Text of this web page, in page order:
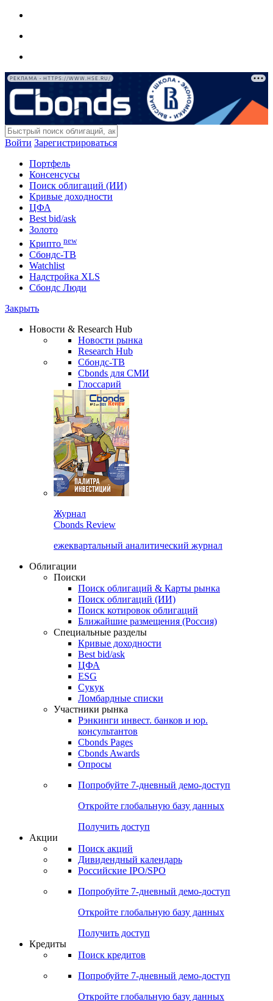
РЕКЛАМА • HTTPS://WWW.HSE.RU/
Войти Зарегистрироваться
Портфель
Консенсусы
Поиск облигаций (ИИ)
Кривые доходности
ЦФА
Best bid/ask
Золото
Крипто new
Сбондс-ТВ
Watchlist
Надстройка XLS
Сбондс Люди
Закрыть
Новости & Research Hub
Новости рынка
Research Hub
Сбондс-ТВ
Cbonds для СМИ
Глоссарий
Журнал
Cbonds Review
ежеквартальный аналитический журнал
Облигации
Поиски
Поиск облигаций & Карты рынка
Поиск облигаций (ИИ)
Поиск котировок облигаций
Ближайшие размещения (Россия)
Специальные разделы
Кривые доходности
Best bid/ask
ЦФА
ESG
Сукук
Ломбардные списки
Участники рынка
Рэнкинги инвест. банков и юр.
консультантов
Cbonds Pages
Cbonds Awards
Опросы
Попробуйте 7-дневный демо-доступ
Откройте глобальную базу данных
Получить доступ
Акции
Поиск акций
Дивидендный календарь
Российские IPO/SPO
Попробуйте 7-дневный демо-доступ
Откройте глобальную базу данных
Получить доступ
Кредиты
Поиск кредитов
Попробуйте 7-дневный демо-доступ
Откройте глобальную базу данных